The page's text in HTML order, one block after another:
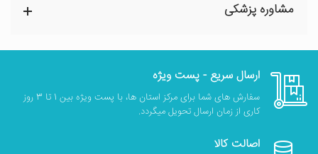
مشاوره پزشکی
ارسال سریع - پست ویژه
سفارش های شما برای مرکز استان ها، با پست ویژه بین 1 تا 3 روز
کاری از زمان ارسال تحویل میگردد.
اصالت کالا